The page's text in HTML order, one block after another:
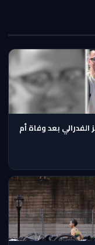
الفدرالي بعد وفاة أم